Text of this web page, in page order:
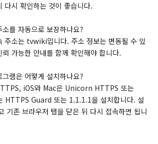
다시 확인하는 것이 좋습니다.
를 자동으로 보장하나요?
주소는 tvwiki입니다. 주소 정보는 변동될 수 있
가능한 안내를 함께 확인해야 합니다.
램은 어떻게 설치하나요?
iOS와 Mac은 Unicorn HTTPS 또는
HTTPS Guard 또는 1.1.1.1을 설치합니다. 설
기존 브라우저 탭을 닫은 뒤 다시 접속하면 됩니